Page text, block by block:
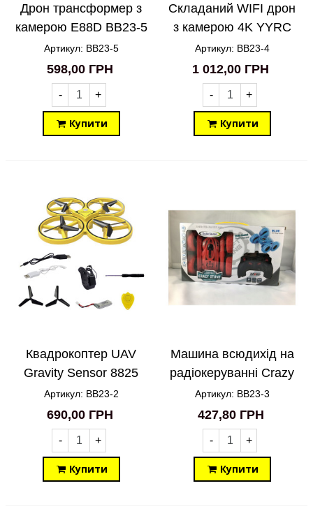
Дрон трансформер з
камерою E88D BB23-5
Артикул: BB23-5
598,00 ГРН
- +
Купити
Складаний WIFI дрон
з камерою 4K YYRC
Y615D BB23-4
Артикул: BB23-4
1 012,00 ГРН
- +
Купити
Квадрокоптер UAV
Gravity Sensor 8825
BB23-2
Артикул: BB23-2
690,00 ГРН
- +
Купити
Машина всюдихід на
радіокеруванні Crazy
Stunt BB23-3
Артикул: BB23-3
427,80 ГРН
- +
Купити